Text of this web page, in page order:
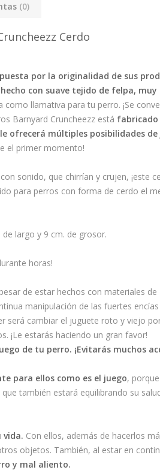
(0)
Cerdo
por la originalidad de sus
hecho con suave tejido de felpa,
llamativa para tu perro. ¡Se
Barnyard Cruncheezz está fabricado
le ofrecerá múltiples posibilidades de
el primer momento!
sonido, que chirrían y crujen, ¡este
para perros con forma de cerdo el
largo y 9 cm. de grosor.
horas!
de estar hechos con materiales
manipulación de las fuertes
será cambiar el juguete roto y viejo
¡Le estarás haciendo un gran favor!
de tu perro. ¡Evitarás muchos
para ellos como es el juego,
también estará equilibrando su
vida. Con ellos, además de hacerlos
objetos. También, al estar en
y mal aliento.